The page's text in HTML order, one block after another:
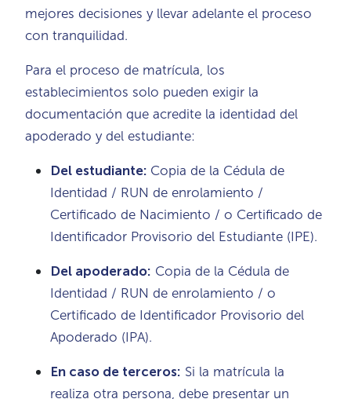
mejores decisiones y llevar adelante el proceso
con tranquilidad.
Para el proceso de matrícula, los
establecimientos solo pueden exigir la
documentación que acredite la identidad del
apoderado y del estudiante:
Del estudiante: Copia de la Cédula de
Identidad / RUN de enrolamiento /
Certificado de Nacimiento / o Certificado de
Identificador Provisorio del Estudiante (IPE).
Del apoderado: Copia de la Cédula de
Identidad / RUN de enrolamiento / o
Certificado de Identificador Provisorio del
Apoderado (IPA).
En caso de terceros: Si la matrícula la
realiza otra persona, debe presentar un